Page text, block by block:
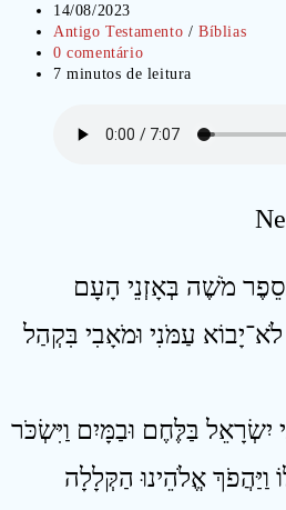
do
post:
Post
publicado:
14/08/2023
Categoria
do
post:
Antigo Testamento / Bíblias
Comentários
do
0 comentário
Tempo
7 minutos de leitura
מֹשֶׁה בְּאָזְנֵי הָעָם
עַמֹּנִי וּמֹאָבִי בִּקְהַל
יִשְׂרָאֵל בַּלֶּחֶם וּבַמָּיִם וַיִּשְׂכֹּר
וַיַּהֲפֹךְ אֱלֹהֵינוּ הַקְּלָלָה